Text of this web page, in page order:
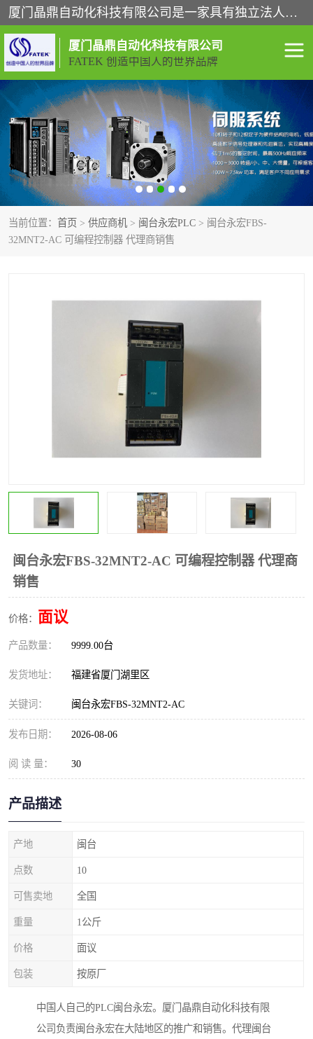
厦门晶鼎自动化科技有限公司是一家具有独立法人资格的高新技术企业；代理销售的产品有台湾威纶触摸屏，魏德米勒全系列，永宏触摸屏,威纶触摸屏,台湾威纶weinview触摸屏,台湾永宏PLC，FATEK,永宏伺服,图儿克总线，施耐德，欧姆龙，西门子，富士变频，K&N蓝系列， BUSSMANN，松下变频器，丹佛斯变频器等。
厦门晶鼎自动化科技有限公司
FATEK 创造中国人的世界品牌
当前位置： 首页 > 供应商机 > 闽台永宏PLC > 闽台永宏FBS-
32MNT2-AC 可编程控制器 代理商销售
闽台永宏FBS-32MNT2-AC 可编程控制器 代理商
销售
价格： 面议
产品数量： 9999.00台
发货地址： 福建省厦门湖里区
关键词： 闽台永宏FBS-32MNT2-AC
发布日期： 2026-08-06
阅 读 量： 30
产品描述
产地 闽台
点数 10
可售卖地 全国
重量 1公斤
价格 面议
包装 按原厂
中国人自己的PLC闽台永宏。厦门晶鼎自动化科技有限
公司负责闽台永宏在大陆地区的推广和销售。代理闽台
闽台永宏PLC WEINVIEW闽台威纶触摸
屏
正弦变频器正弦伺服 魏德米勒接线端子
ABB电流开关 魏德米勒电源
丹佛斯变频器 MOXA通讯模块
其他
安士能开关
施迈赛限位开关